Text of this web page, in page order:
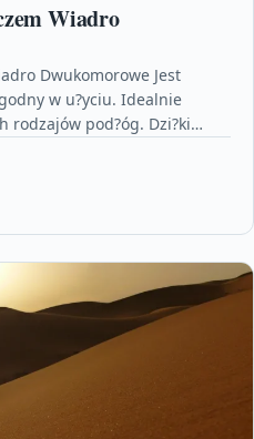
Wiadro
Dwukomorowe Jest
w u?yciu. Idealnie
rodzajów pod?óg. Dzi?ki